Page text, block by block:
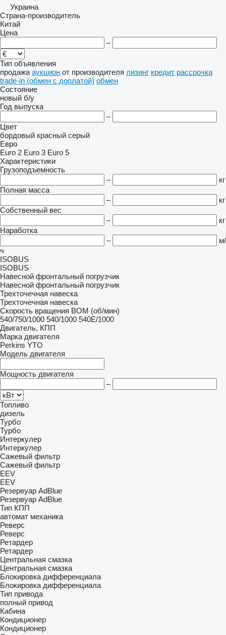
Украина
Страна-производитель
Китай
Цена
–
Тип объявления
продажа аукцион от производителя лизинг кредит рассрочка
trade-in (обмен с доплатой) обмен
Состояние
новый б/у
Год выпуска
–
Цвет
бордовый красный серый
Евро
Euro 2 Euro 3 Euro 5
Характеристики
Грузоподъемность
–
кг
Полная масса
–
кг
Собственный вес
–
кг
Наработка
–
м/
ч
ISOBUS
ISOBUS
Навесной фронтальный погрузчик
Навесной фронтальный погрузчик
Трехточечная навеска
Трехточечная навеска
Скорость вращения ВОМ (об/мин)
540/750/1000 540/1000 540E/1000
Двигатель, КПП
Марка двигателя
Perkins YTO
Модель двигателя
Мощность двигателя
–
Топливо
дизель
Турбо
Турбо
Интеркулер
Интеркулер
Сажевый фильтр
Сажевый фильтр
EEV
EEV
Резервуар AdBlue
Резервуар AdBlue
Тип КПП
автомат механика
Реверс
Реверс
Ретардер
Ретардер
Центральная смазка
Центральная смазка
Блокировка дифференциала
Блокировка дифференциала
Тип привода
полный привод
Кабина
Кондиционер
Кондиционер